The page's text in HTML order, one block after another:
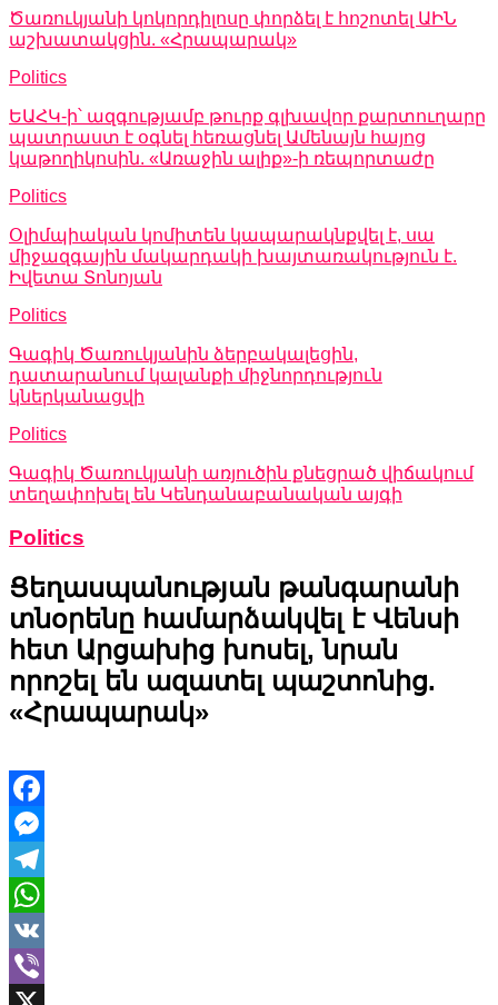
Ծառուկյանի կոկորդիլոսը փորձել է հոշոտել ԱԻՆ
աշխատակցին. «Հրապարակ»
Politics
ԵԱՀԿ-ի՝ ազգությամբ թուրք գլխավոր քարտուղարը
պատրաստ է օգնել հեռացնել Ամենայն հայոց
կաթողիկոսին. «Առաջին ալիք»-ի ռեպորտաժը
Politics
Օլիմպիական կոմիտեն կապարակնքվել է, սա
միջազգային մակարդակի խայտառակություն է.
Իվետա Տոնոյան
Politics
Գագիկ Ծառուկյանին ձերբակալեցին,
դատարանում կալանքի միջնորդություն
կներկանացվի
Politics
Գագիկ Ծառուկյանի առյուծին քնեցրած վիճակում
տեղափոխել են Կենդանաբանական այգի
Politics
Ցեղասպանության թանգարանի
տնօրենը համարձակվել է Վենսի
հետ Արցախից խոսել, նրան
որոշել են ազատել պաշտոնից.
«Հրապարակ»
Facebook
Messenger
Telegram
WhatsApp
VK
Viber